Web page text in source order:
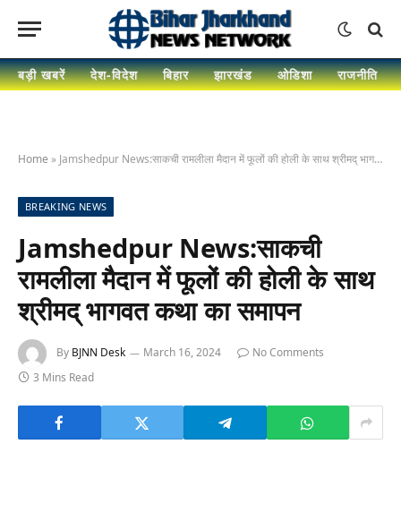
बड़ी खबरें देश-विदेश बिहार झारखंड ओडिशा राजनीति
Home » Jamshedpur News:साकची रामलीला मैदान में फूलों की होली के साथ श्रीमद् भागवत कथा का समापन
BREAKING NEWS
Jamshedpur News:साकची
रामलीला मैदान में फूलों की होली के साथ
श्रीमद् भागवत कथा का समापन
By BJNN Desk March 16, 2024
No Comments
3 Mins Read